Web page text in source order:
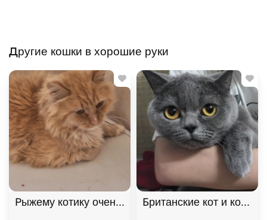
Другие кошки в хорошие руки
Рыжему котику очень нужен дом! В дар!, Рыжий,
Британские кот и